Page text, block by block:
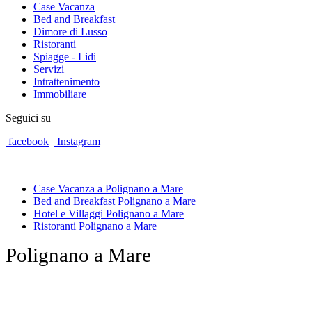
Case Vacanza
Bed and Breakfast
Dimore di Lusso
Ristoranti
Spiagge - Lidi
Servizi
Intrattenimento
Immobiliare
Seguici su
facebook
Instagram
Case Vacanza a Polignano a Mare
Bed and Breakfast Polignano a Mare
Hotel e Villaggi Polignano a Mare
Ristoranti Polignano a Mare
Polignano a Mare